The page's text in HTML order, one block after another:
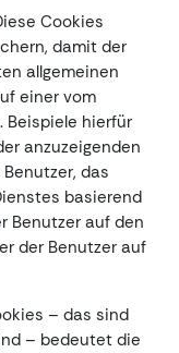
Cookies
damit der
allgemeinen
einer vom
Beispiele hierfür
anzuzeigenden
das
basierend
Benutzer auf den
der Benutzer auf
– das sind
– bedeutet die